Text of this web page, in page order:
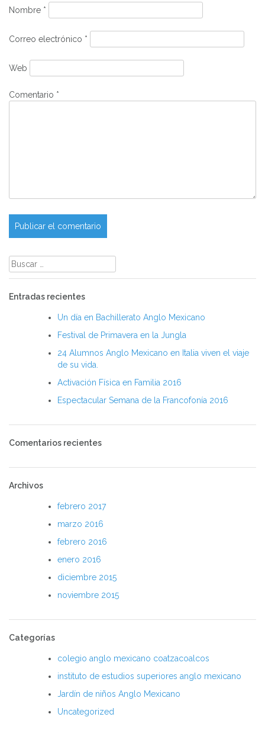
Nombre *
Correo electrónico *
Web
Comentario *
Buscar:
Entradas recientes
Un día en Bachillerato Anglo Mexicano
Festival de Primavera en la Jungla
24 Alumnos Anglo Mexicano en Italia viven el viaje
de su vida.
Activación Física en Familia 2016
Espectacular Semana de la Francofonía 2016
Comentarios recientes
Archivos
febrero 2017
marzo 2016
febrero 2016
enero 2016
diciembre 2015
noviembre 2015
Categorías
colegio anglo mexicano coatzacoalcos
instituto de estudios superiores anglo mexicano
Jardín de niños Anglo Mexicano
Uncategorized